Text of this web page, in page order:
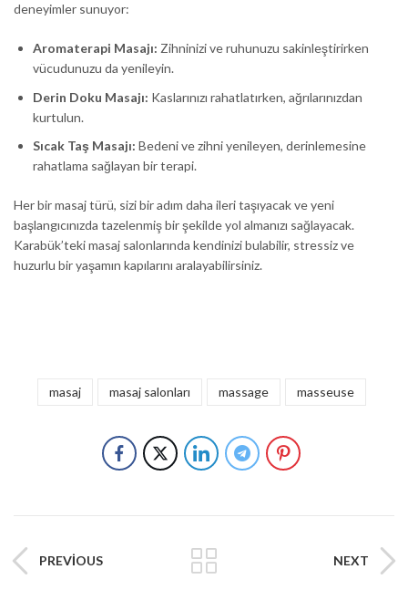
deneyimler sunuyor:
Aromaterapi Masajı: Zihninizi ve ruhunuzu sakinleştirirken
vücudunuzu da yenileyin.
Derin Doku Masajı: Kaslarınızı rahatlatırken, ağrılarınızdan
kurtulun.
Sıcak Taş Masajı: Bedeni ve zihni yenileyen, derinlemesine
rahatlama sağlayan bir terapi.
Her bir masaj türü, sizi bir adım daha ileri taşıyacak ve yeni
başlangıcınızda tazelenmiş bir şekilde yol almanızı sağlayacak.
Karabük’teki masaj salonlarında kendinizi bulabilir, stressiz ve
huzurlu bir yaşamın kapılarını aralayabilirsiniz.
masaj masaj salonları massage masseuse
PREVIOUS NEXT